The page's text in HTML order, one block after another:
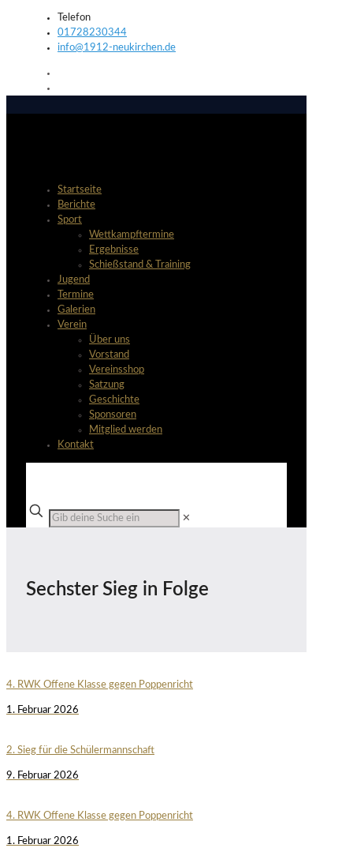
Telefon
01728230344
info@1912-neukirchen.de
Startseite
Berichte
Sport
Wettkampftermine
Ergebnisse
Schießstand & Training
Jugend
Termine
Galerien
Verein
Über uns
Vorstand
Vereinsshop
Satzung
Geschichte
Sponsoren
Mitglied werden
Kontakt
✕
Sechster Sieg in Folge
4. RWK Offene Klasse gegen Poppenricht
1. Februar 2026
2. Sieg für die Schülermannschaft
9. Februar 2026
4. RWK Offene Klasse gegen Poppenricht
1. Februar 2026